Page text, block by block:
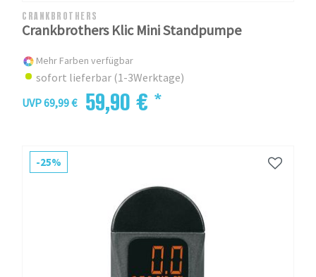
CRANKBROTHERS
Crankbrothers Klic Mini Standpumpe
Mehr Farben verfügbar
sofort lieferbar (1-3Werktage)
UVP 69,99 €
59,90 € *
-25%